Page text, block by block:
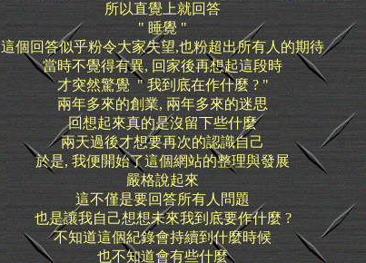
所以直覺上就回答
" 睡覺 "
這個回答似乎粉令大家失望,也粉超出所有人的期待
當時不覺得有異, 回家後再想起這段時
才突然驚覺 " 我到底在作什麼 ? "
兩年多來的創業, 兩年多來的迷思
回想起來真的是沒留下些什麼
兩天過後才想要再次的認識自己
於是, 我便開始了這個網站的整理與發展
嚴格說起來
這不僅是要回答所有人問題
也是讓我自己想想未來我到底要作什麼 ?
不知道這個紀錄會持續到什麼時候
也不知道會有些什麼